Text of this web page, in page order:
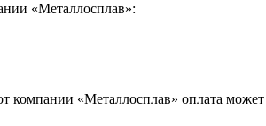
«Металлосплав»:
компании «Металлосплав» оплата